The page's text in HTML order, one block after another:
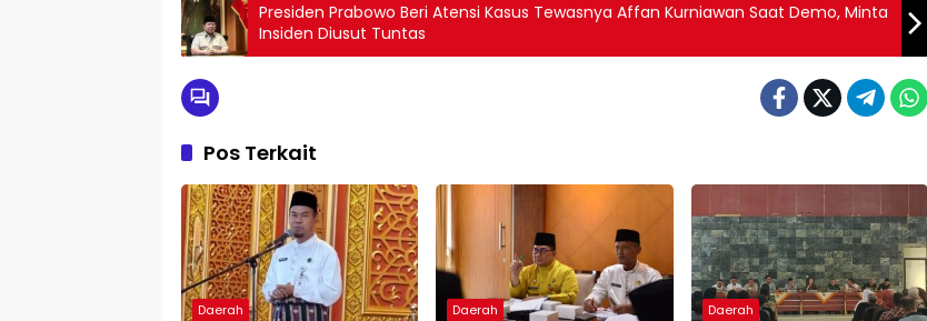
Presiden Prabowo Beri Atensi Kasus Tewasnya Affan Kurniawan Saat Demo, Minta
Insiden Diusut Tuntas
Pos Terkait
Daerah Daerah Daerah